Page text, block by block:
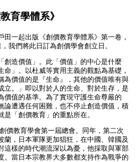
育學體系》
一起出版《創價教育學體系》第一卷，
我們將此日訂為創價學會創立日。
造價值」。此「價值」的中心是什麼
命」。以杜威等實用主義的觀點為基礎，
為價值的是『生命』，其他的價值唯有與
立。」即以對於人的生命、對於生存，是
價值的基準。為了實現守護生命尊嚴的
論遭遇任何困難，也不停止創造價值，積
「創價教育」的重點所在。
教育學會第一屆總會。同年，第二次
蘭，日本軍隊更加猖狂，在中國、韓國及
這樣的時代潮流深以為憂，他採取與軍部
。當日本宗教界大多數都支持作為戰爭的